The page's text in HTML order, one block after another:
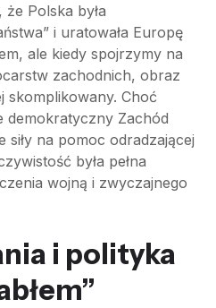
że Polska była
i uratowała Europę
ale kiedy spojrzymy na
zachodnich, obraz
skomplikowany. Choć
demokratyczny Zachód
na pomoc odradzającej
była pełna
wojną i zwyczajnego
i polityka